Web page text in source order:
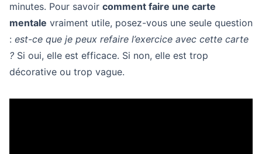
minutes. Pour savoir comment faire une carte
mentale vraiment utile, posez-vous une seule question
: est-ce que je peux refaire l’exercice avec cette carte
? Si oui, elle est efficace. Si non, elle est trop
décorative ou trop vague.